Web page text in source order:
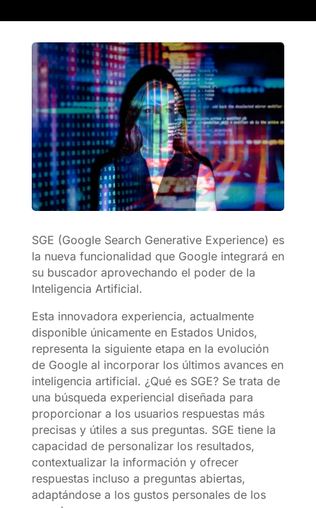
SGE (Google Search Generative Experience) es
la nueva funcionalidad que Google integrará en
su buscador aprovechando el poder de la
Inteligencia Artificial.
Esta innovadora experiencia, actualmente
disponible únicamente en Estados Unidos,
representa la siguiente etapa en la evolución
de Google al incorporar los últimos avances en
inteligencia artificial. ¿Qué es SGE? Se trata de
una búsqueda experiencial diseñada para
proporcionar a los usuarios respuestas más
precisas y útiles a sus preguntas. SGE tiene la
capacidad de personalizar los resultados,
contextualizar la información y ofrecer
respuestas incluso a preguntas abiertas,
adaptándose a los gustos personales de los